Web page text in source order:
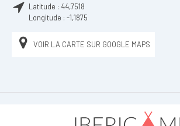
Latitude : 44,7518
Longitude : -1,1875
VOIR LA CARTE SUR GOOGLE MAPS